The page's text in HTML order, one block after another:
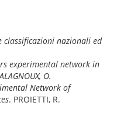
nazionali ed
experimental network in
O.
Network of
. PROIETTI, R.